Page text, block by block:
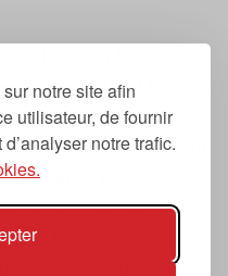
notre site afin
utilisateur, de fournir
notre trafic.
sur la
dont la
», « suivant
du
tendances
de la musique
hip hop, et des